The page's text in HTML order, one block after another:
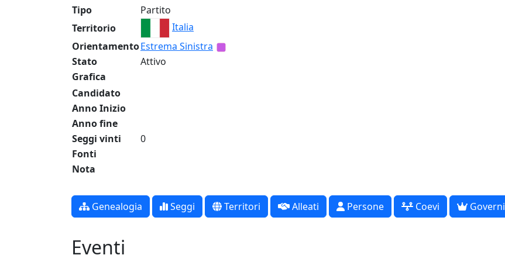
Tipo
Partito
Territorio
Italia
OrientamentoEstrema Sinistra
Stato
Attivo
Grafica
Candidato
Anno Inizio
Anno fine
Seggi vinti
0
Fonti
Nota
Genealogia Seggi Territori Alleati Persone Coevi Governi
Eventi